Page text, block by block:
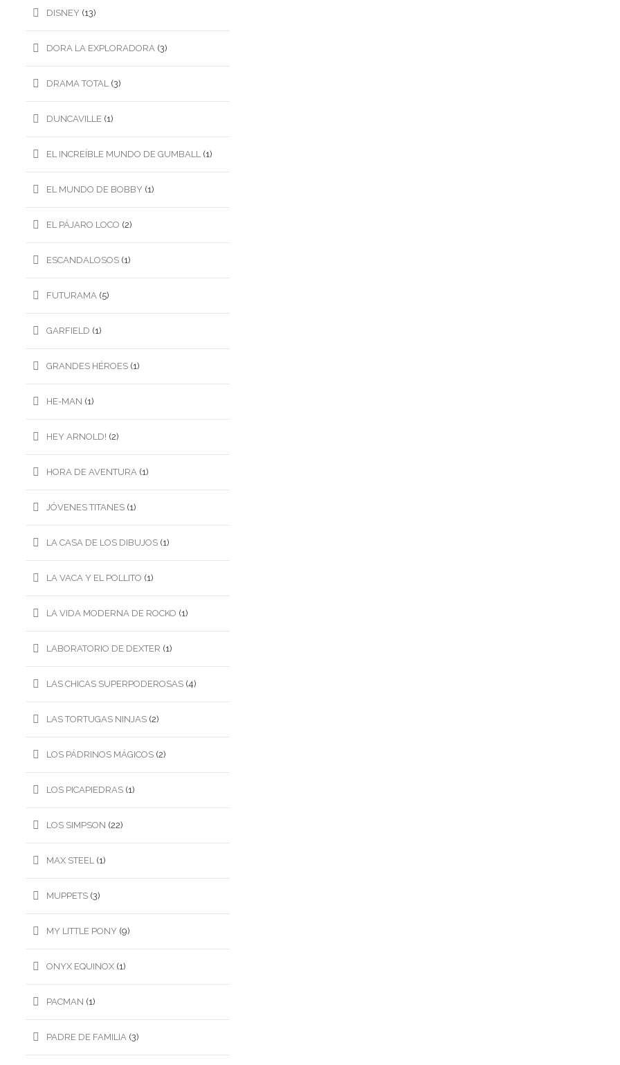
DISNEY (13)
DORA LA EXPLORADORA (3)
DRAMA TOTAL (3)
DUNCAVILLE (1)
EL INCREÍBLE MUNDO DE GUMBALL (1)
EL MUNDO DE BOBBY (1)
EL PÁJARO LOCO (2)
ESCANDALOSOS (1)
FUTURAMA (5)
GARFIELD (1)
GRANDES HÉROES (1)
HE-MAN (1)
HEY ARNOLD! (2)
HORA DE AVENTURA (1)
JÓVENES TITANES (1)
LA CASA DE LOS DIBUJOS (1)
LA VACA Y EL POLLITO (1)
LA VIDA MODERNA DE ROCKO (1)
LABORATORIO DE DEXTER (1)
LAS CHICAS SUPERPODEROSAS (4)
LAS TORTUGAS NINJAS (2)
LOS PÁDRINOS MÁGICOS (2)
LOS PICAPIEDRAS (1)
LOS SIMPSON (22)
MAX STEEL (1)
MUPPETS (3)
MY LITTLE PONY (9)
ONYX EQUINOX (1)
PACMAN (1)
PADRE DE FAMILIA (3)